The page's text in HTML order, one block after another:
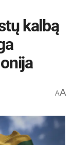
į
įsigyti
ir
audiniai
kalbą
AA